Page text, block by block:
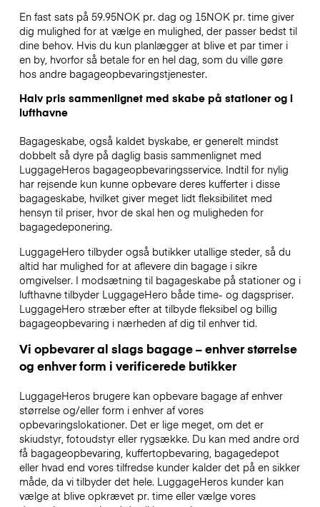
En fast sats på 59.95NOK pr. dag og 15NOK pr. time giver
dig mulighed for at vælge en mulighed, der passer bedst til
dine behov. Hvis du kun planlægger at blive et par timer i
en by, hvorfor så betale for en hel dag, som du ville gøre
hos andre bagageopbevaringstjenester.
Halv pris sammenlignet med skabe på stationer og i
lufthavne
Bagageskabe, også kaldet byskabe, er generelt mindst
dobbelt så dyre på daglig basis sammenlignet med
LuggageHeros bagageopbevaringsservice. Indtil for nylig
har rejsende kun kunne opbevare deres kufferter i disse
bagageskabe, hvilket giver meget lidt fleksibilitet med
hensyn til priser, hvor de skal hen og muligheden for
bagagedeponering.
LuggageHero tilbyder også butikker utallige steder, så du
altid har mulighed for at aflevere din bagage i sikre
omgivelser. I modsætning til bagageskabe på stationer og i
lufthavne tilbyder LuggageHero både time- og dagspriser.
LuggageHero stræber efter at tilbyde fleksibel og billig
bagageopbevaring i nærheden af dig til enhver tid.
Vi opbevarer al slags bagage – enhver størrelse
og enhver form i verificerede butikker
LuggageHeros brugere kan opbevare bagage af enhver
størrelse og/eller form i enhver af vores
opbevaringslokationer. Det er lige meget, om det er
skiudstyr, fotoudstyr eller rygsække. Du kan med andre ord
få bagageopbevaring, kuffertopbevaring, bagagedepot
eller hvad end vores tilfredse kunder kalder det på en sikker
måde, da vi tilbyder det hele. LuggageHeros kunder kan
vælge at blive opkrævet pr. time eller vælge vores